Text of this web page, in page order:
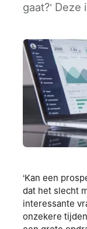
gaat?’
‘Kan een
dat het slecht
interessante
onzekere